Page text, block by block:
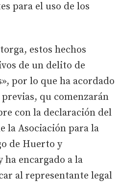
para el uso de los
estos hechos
de un delito de
por lo que ha acordado
qu comenzarán
con la declaración del
la Asociación para la
de Huerto y
encargado a la
al representante legal